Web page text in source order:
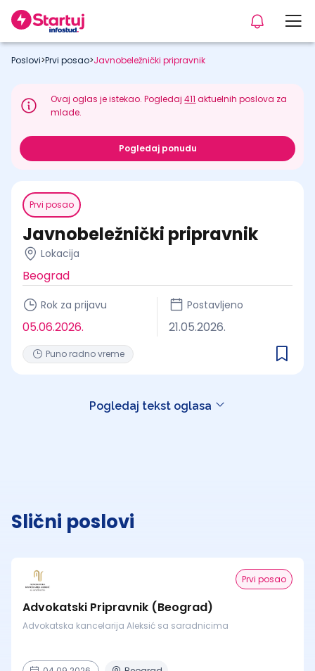
Poslovi>Prvi posao>Javnobeležnički pripravnik
Ovaj oglas je istekao. Pogledaj411 aktuelnih poslova za
mlade.
Pogledaj ponudu
Prvi posao
Javnobeležnički pripravnik
Lokacija
Beograd
Rok za prijavu
05.06.2026.
Postavljeno
21.05.2026.
Puno radno vreme
Pogledaj tekst oglasa
Slični poslovi
Prvi posao
Advokatski Pripravnik (Beograd)
Advokatska kancelarija Aleksić sa saradnicima